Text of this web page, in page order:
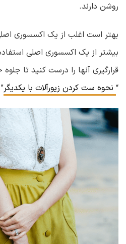
روشن دارند.
بهتر است اغلب از یک اکسسوری
بیشتر از یک اکسسوری اصلی
قرارگیری آنها را درست کنید تا
“ نحوه ست کردن زیورآلات با یکدیگر